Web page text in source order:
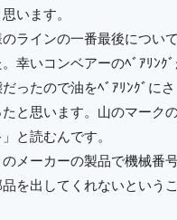
います。
ラインの一番最後につい
幸いコンベアーのﾍﾞｱﾘﾝｸ
ったので油をﾍﾞｱﾘﾝｸﾞに
と思います。山のマーク
と読むんです。
メーカーの製品で機械番
を出してくれないという